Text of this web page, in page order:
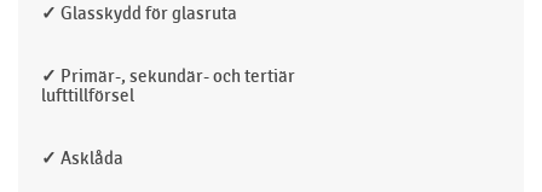
✓ Glasskydd för glasruta
✓ Primär-, sekundär- och tertiär
lufttillförsel
✓ Asklåda